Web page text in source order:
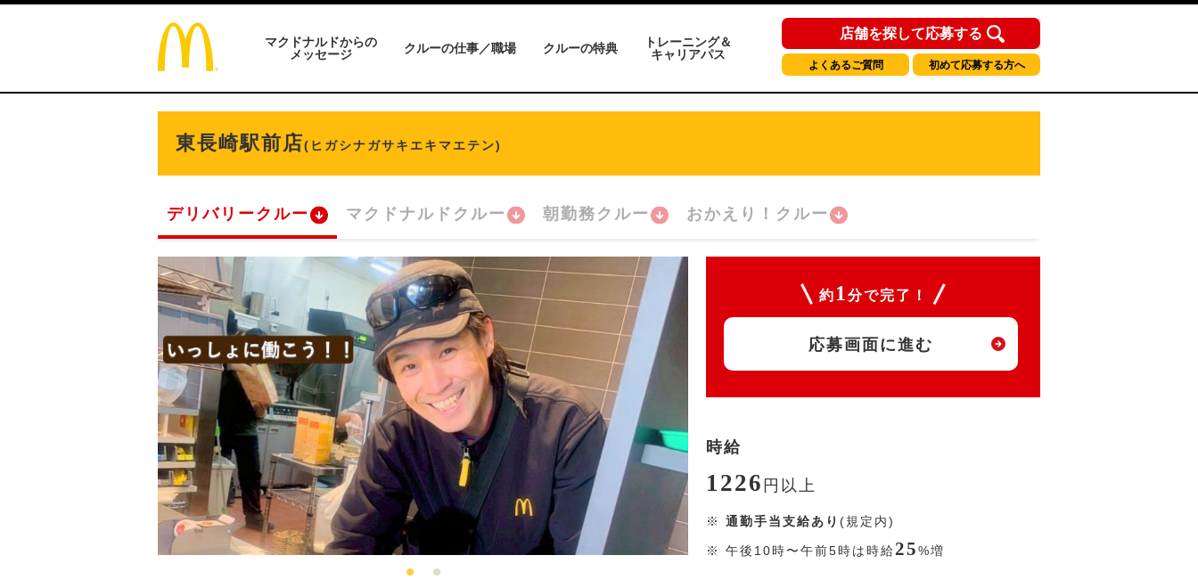
マクドナルドからの
メッセージ
クルーの仕事／職場 クルーの特典
トレーニング＆
キャリアパス
店舗を探して応募する
よくあるご質問 初めて応募する方へ
東長崎駅前店(ヒガシナガサキエキマエテン)
デリバリークルー マクドナルドクルー 朝勤務クルー おかえり！クルー
約 1 分で完了！
応募画面に進む
時給
1226 円 以上
※ 通勤手当支給あり (規定内)
※ 午後10時〜午前5時は時給25%増